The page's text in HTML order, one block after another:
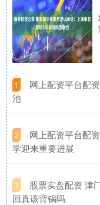
1
网上配资平台配
池
2
网上配资平台配
学迎来重要进展
3
股票实盘配资 津
回真该背锅吗